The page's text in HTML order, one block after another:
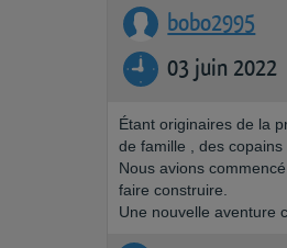
bobo2995
03 juin 2022
Étant originaires de la
de famille , des
Nous avions
faire construire.
Une nouvelle aventure